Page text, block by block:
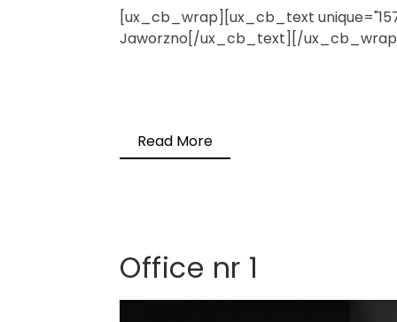
[ux_cb_wrap][ux_cb_text
Jaworzno[/ux_cb_text][/
Read More
Office nr 1